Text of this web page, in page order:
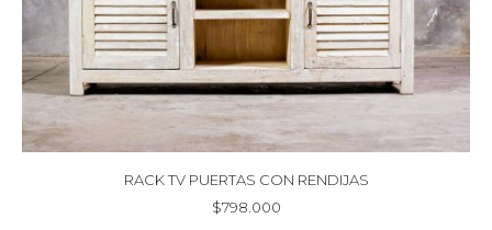
RACK TV PUERTAS CON RENDIJAS
$798.000